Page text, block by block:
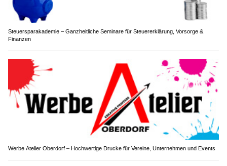
Steuersparakademie – Ganzheitliche Seminare für Steuererklärung, Vorsorge &
Finanzen
Werbe Atelier Oberdorf – Hochwertige Drucke für Vereine, Unternehmen und Events